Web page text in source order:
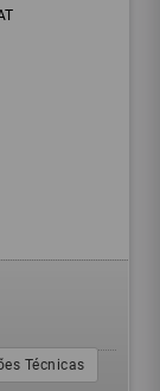
Técnicas